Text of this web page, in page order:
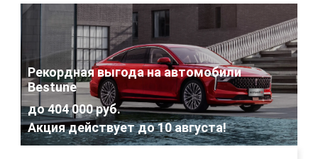
Рекордная выгода на автомобили
Bestune
до 404 000 руб.
Акция действует до10 августа!